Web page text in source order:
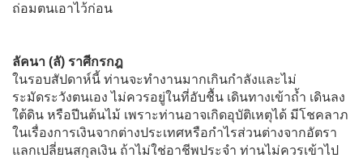
ถ่อมตนเอาไว้ก่อน
ลัคนา (ลั) ราศีกรกฎ
ในรอบสัปดาห์นี้ ท่านจะทำงานมากเกินกำลังและไม่
ระมัดระวังตนเอง ไม่ควรอยู่ในที่อับชื้น เดินทางเข้าถ้ำ เดินลง
ใต้ดิน หรือปีนต้นไม้ เพราะท่านอาจเกิดอุบัติเหตุได้ มีโชคลาภ
ในเรื่องการเงินจากต่างประเทศหรือกำไรส่วนต่างจากอัตรา
แลกเปลี่ยนสกุลเงิน ถ้าไม่ใช่อาชีพประจำ ท่านไม่ควรเข้าไป